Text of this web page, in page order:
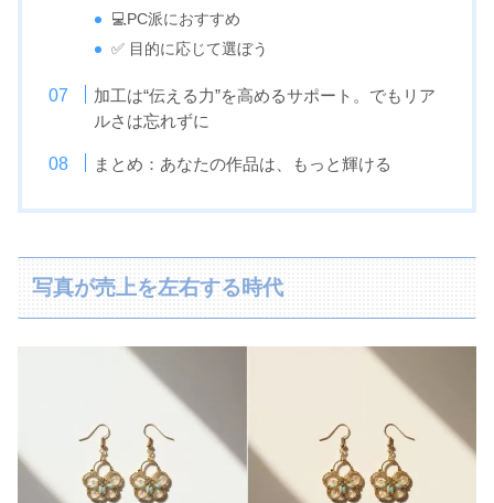
💻PC派におすすめ
✅ 目的に応じて選ぼう
加工は“伝える力”を高めるサポート。でもリア
ルさは忘れずに
まとめ：あなたの作品は、もっと輝ける
写真が売上を左右する時代